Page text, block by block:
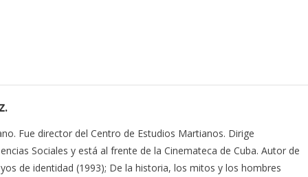
Fue director del Centro de Estudios Martianos. Dirige
Sociales y está al frente de la Cinemateca de Cuba. Autor de
de identidad (1993); De la historia, los mitos y los hombres